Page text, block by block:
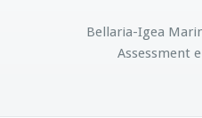
Bellaria-Igea
Assessment